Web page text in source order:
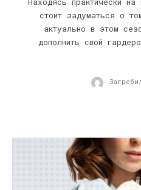
Находясь практически
стоит задуматься о
актуально в этом
дополнить свой